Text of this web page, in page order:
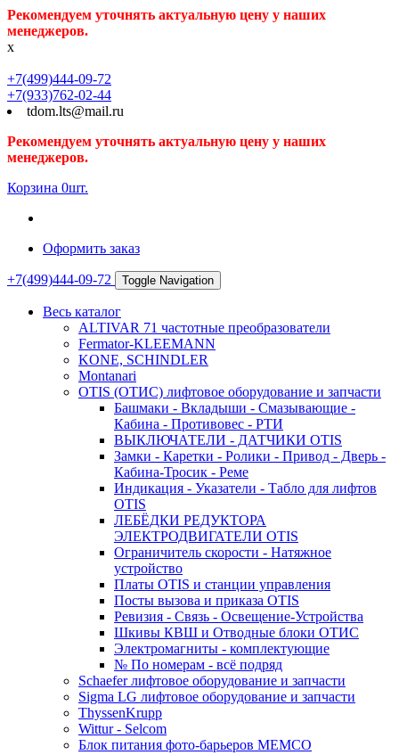
Рекомендуем уточнять актуальную цену у наших
менеджеров.
x
+7(499)444-09-72
+7(933)762-02-44
tdom.lts@mail.ru
Рекомендуем уточнять актуальную цену у наших
менеджеров.
Корзина 0шт.
Оформить заказ
+7(499)444-09-72 Toggle Navigation
Весь каталог
ALTIVAR 71 частотные преобразователи
Fermator-KLEEMANN
KONE, SCHINDLER
Montanari
OTIS (ОТИС) лифтовое оборудование и запчасти
Башмаки - Вкладыши - Смазывающие -
Кабина - Противовес - РТИ
ВЫКЛЮЧАТЕЛИ - ДАТЧИКИ OTIS
Замки - Каретки - Ролики - Привод - Дверь -
Кабина-Тросик - Реме
Индикация - Указатели - Табло для лифтов
OTIS
ЛЕБЁДКИ РЕДУКТОРА
ЭЛЕКТРОДВИГАТЕЛИ OTIS
Ограничитель скорости - Натяжное
устройство
Платы OTIS и станции управления
Посты вызова и приказа OTIS
Ревизия - Связь - Освещение-Устройства
Шкивы КВШ и Отводные блоки ОТИС
Электромагниты - комплектующие
№ По номерам - всё подряд
Schaefer лифтовое оборудование и запчасти
Sigma LG лифтовое оборудование и запчасти
ThyssenKrupp
Wittur - Selcom
Блок питания фото-барьеров MEMCO